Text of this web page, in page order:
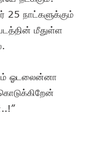
25 நாட்களுக்கும்
மீதுள்ள
ஓடலைன்னா